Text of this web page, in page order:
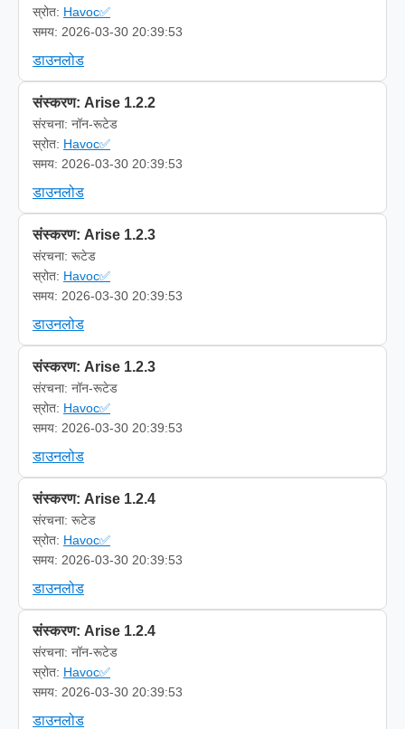
स्रोत: Havoc✅
समय: 2026-03-30 20:39:53
डाउनलोड
संस्करण: Arise 1.2.2
संरचना: नॉन-रूटेड
स्रोत: Havoc✅
समय: 2026-03-30 20:39:53
डाउनलोड
संस्करण: Arise 1.2.3
संरचना: रूटेड
स्रोत: Havoc✅
समय: 2026-03-30 20:39:53
डाउनलोड
संस्करण: Arise 1.2.3
संरचना: नॉन-रूटेड
स्रोत: Havoc✅
समय: 2026-03-30 20:39:53
डाउनलोड
संस्करण: Arise 1.2.4
संरचना: रूटेड
स्रोत: Havoc✅
समय: 2026-03-30 20:39:53
डाउनलोड
संस्करण: Arise 1.2.4
संरचना: नॉन-रूटेड
स्रोत: Havoc✅
समय: 2026-03-30 20:39:53
डाउनलोड